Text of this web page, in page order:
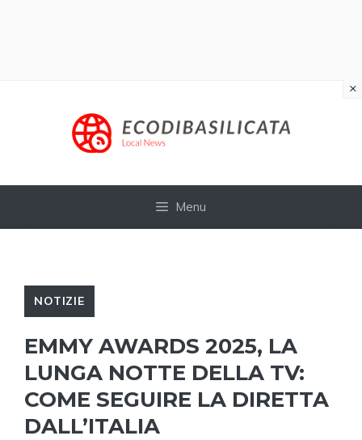
Menu
NOTIZIE
EMMY AWARDS 2025, LA
LUNGA NOTTE DELLA TV:
COME SEGUIRE LA DIRETTA
DALL’ITALIA
×